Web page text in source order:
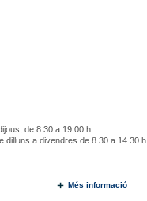
de 8.30 a 19.00 h
a divendres de 8.30 a 14.30 h.
Més informació